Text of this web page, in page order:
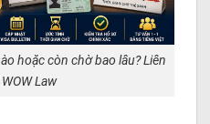
hoặc còn chờ bao lâu? Liên
Law